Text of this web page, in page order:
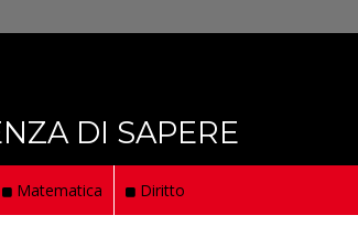
DI SAPERE
Matematica Diritto